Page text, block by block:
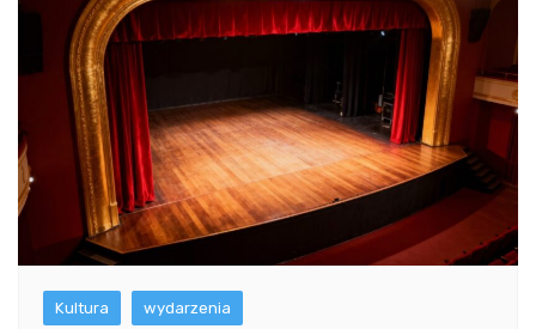
Kultura wydarzenia